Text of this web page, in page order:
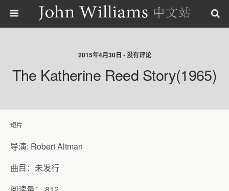
2015年4月30日 • 没有评论
The Katherine Reed Story(1965)
短片
导演: Robert Altman
曲目：未发行